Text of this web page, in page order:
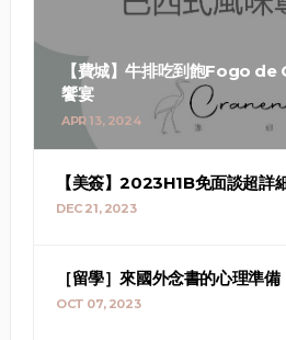
【費城】牛排吃到飽Fogo
饗宴
APR 13, 2024
【美簽】2023H1B免面談超詳
DEC 21, 2023
［留學］來國外念書的心理準備
OCT 07, 2023